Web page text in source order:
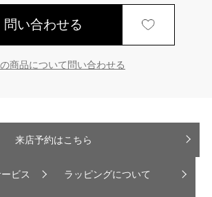
問い合わせる
商品について問い合わせる
来店予約はこちら
ビス ラッピングについて